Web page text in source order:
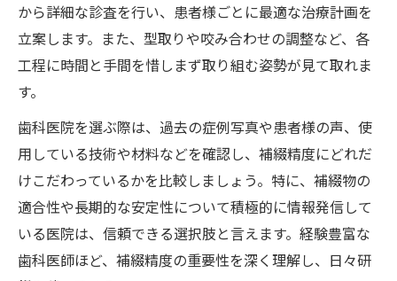
から詳細な診査を行い、患者様ごとに最適な治療計画を
立案します。また、型取りや咬み合わせの調整など、各
工程に時間と手間を惜しまず取り組む姿勢が見て取れま
す。
歯科医院を選ぶ際は、過去の症例写真や患者様の声、使
用している技術や材料などを確認し、補綴精度にどれだ
けこだわっているかを比較しましょう。特に、補綴物の
適合性や長期的な安定性について積極的に情報発信して
いる医院は、信頼できる選択肢と言えます。経験豊富な
歯科医師ほど、補綴精度の重要性を深く理解し、日々研